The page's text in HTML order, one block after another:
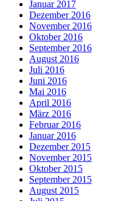
Januar 2017
Dezember 2016
November 2016
Oktober 2016
September 2016
August 2016
Juli 2016
Juni 2016
Mai 2016
April 2016
März 2016
Februar 2016
Januar 2016
Dezember 2015
November 2015
Oktober 2015
September 2015
August 2015